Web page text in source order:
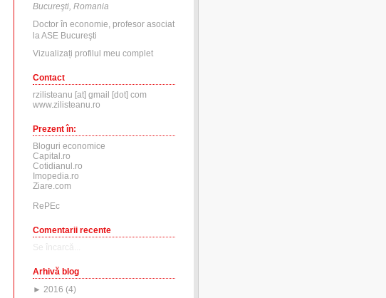
Bucureşti, Romania
Doctor în economie, profesor asociat
la ASE Bucureşti
Vizualizați profilul meu complet
Contact
rzilisteanu [at] gmail [dot] com
www.zilisteanu.ro
Prezent în:
Bloguri economice
Capital.ro
Cotidianul.ro
Imopedia.ro
Ziare.com
RePEc
Comentarii recente
Se încarcă...
Arhivă blog
► 2016 (4)